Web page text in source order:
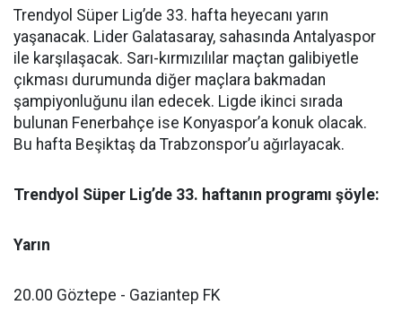
Trendyol Süper Lig’de 33. hafta heyecanı yarın
yaşanacak. Lider Galatasaray, sahasında Antalyaspor
ile karşılaşacak. Sarı-kırmızılılar maçtan galibiyetle
çıkması durumunda diğer maçlara bakmadan
şampiyonluğunu ilan edecek. Ligde ikinci sırada
bulunan Fenerbahçe ise Konyaspor’a konuk olacak.
Bu hafta Beşiktaş da Trabzonspor’u ağırlayacak.
Trendyol Süper Lig’de 33. haftanın programı şöyle:
Yarın
20.00 Göztepe - Gaziantep FK